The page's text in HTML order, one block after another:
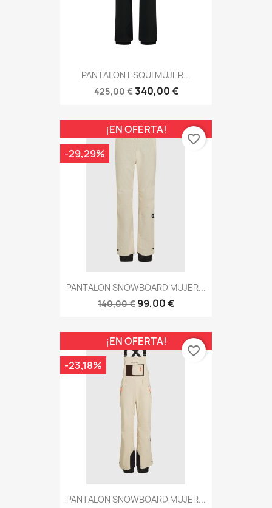
PANTALON ESQUI MUJER...
425,00 €340,00 €
PANTALON SNOWBOARD MUJER...
140,00 € 99,00 €
¡EN OFERTA!
-29,29%
favorite_border
PANTALON SNOWBOARD MUJER...
¡EN OFERTA!
-23,18%
favorite_border